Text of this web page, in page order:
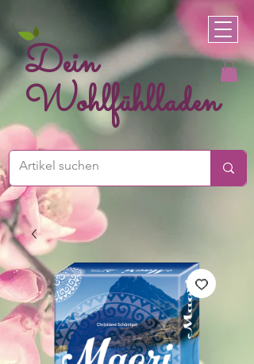
Dein
Wohlfühlladen